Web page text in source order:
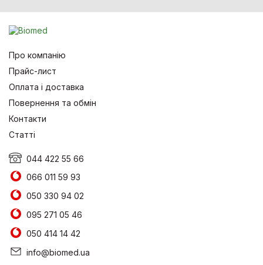
Про компанію
Прайс-лист
Оплата і доставка
Повернення та обмін
Контакти
Статті
044 422 55 66
066 011 59 93
050 330 94 02
095 271 05 46
050 414 14 42
info@biomed.ua